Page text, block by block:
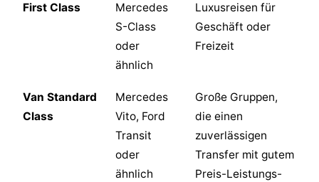
First Class
Mercedes
S-Class
oder
ähnlich
Luxusreisen für
Geschäft oder
Freizeit
Van Standard
Class
Mercedes
Vito, Ford
Transit
oder
ähnlich
Große Gruppen,
die einen
zuverlässigen
Transfer mit gutem
Preis-Leistungs-